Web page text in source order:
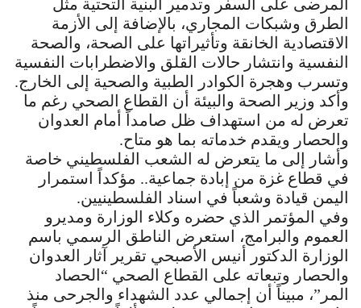
المرضى على السفر وتدمير البنية التحتية مثل
الطرق وشبكات المجاري، بالإضافة إلى الأزمة
الاقتصادية الخانقة وتأثيراتها على الصحة، والصحة
النفسية وانتشار حالات القلق والاضطرابات النفسية
وتسرب وهجرة الكوادر الطبية والصحية إلى الخارج.
وأكد وزير الصحة والبيئة أن القطاع الصحي رغم ما
تعرض له من استهداف ظل صامداً أمام العدوان
والحصار ويقدم خدماته بما هو متاح.
وأشار إلى ما يتعرض له الشعب الفلسطيني خاصة
في قطاع غزة من إبادة جماعية.. مؤكداً استمرار
اليمن قيادة وشعباً في اسناد الفلسطينيين.
وفي المؤتمر الذي حضره وكلاء الوزارة ومديرو
العموم والبرامج، استعرض الناطق الرسمي باسم
الوزارة الدكتور أنيس الأصبحي تقرير آثار العدوان
والحصار وتبعاته على القطاع الصحي “الحصاد
المر”، مبيناً أن إجمالي عدد الشهداء والجرحى منذ